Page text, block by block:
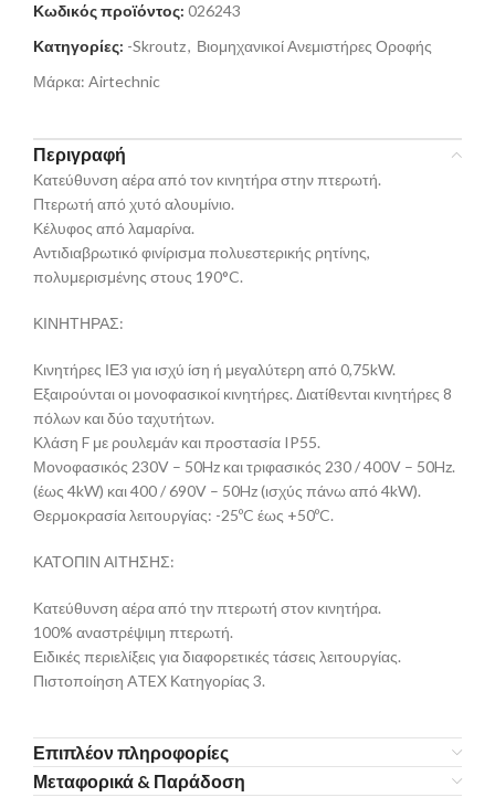
Κωδικός προϊόντος: 026243
Κατηγορίες: -Skroutz, Βιομηχανικοί Ανεμιστήρες Οροφής
Μάρκα: Airtechnic
Περιγραφή
Κατεύθυνση αέρα από τον κινητήρα στην πτερωτή.
Πτερωτή από χυτό αλουμίνιο.
Κέλυφος από λαμαρίνα.
Αντιδιαβρωτικό φινίρισμα πολυεστερικής ρητίνης,
πολυμερισμένης στους 190°C.
ΚΙΝΗΤΗΡΑΣ:
Κινητήρες ΙΕ3 για ισχύ ίση ή μεγαλύτερη από 0,75kW.
Εξαιρούνται οι μονοφασικοί κινητήρες. Διατίθενται κινητήρες 8
πόλων και δύο ταχυτήτων.
Κλάση F με ρουλεμάν και προστασία IP55.
Μονοφασικός 230V – 50Hz και τριφασικός 230 / 400V – 50Hz.
(έως 4kW) και 400 / 690V – 50Hz (ισχύς πάνω από 4kW).
Θερμοκρασία λειτουργίας: -25ºC έως +50ºC.
ΚΑΤΟΠΙΝ ΑΙΤΗΣΗΣ:
Κατεύθυνση αέρα από την πτερωτή στον κινητήρα.
100% αναστρέψιμη πτερωτή.
Ειδικές περιελίξεις για διαφορετικές τάσεις λειτουργίας.
Πιστοποίηση ATEX Κατηγορίας 3.
Επιπλέον πληροφορίες
Μεταφορικά & Παράδοση